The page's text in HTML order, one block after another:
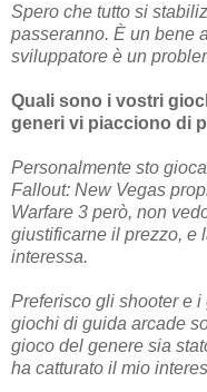
Spero che tutto si
passeranno. È un bene
sviluppatore è un
Quali sono i vostri
generi vi piacciono di
Personalmente sto
Fallout: New Vegas
Warfare 3 però, non
giustificarne il prezzo, e
interessa.
Preferisco gli shooter e
giochi di guida arcade
gioco del genere sia
ha catturato il mio